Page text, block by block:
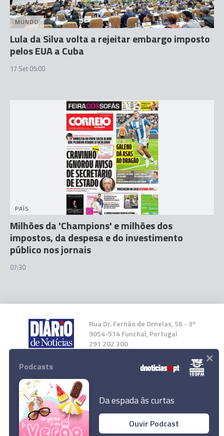
MUNDO
Lula da Silva volta a rejeitar embargo imposto
pelos EUA a Cuba
17 Set 05:00
PAÍS
Milhões da 'Champions' e milhões dos
impostos, da despesa e do investimento
público nos jornais
07:30
Rua Dr. Fernão de Ornelas, 56 - 3º
9054-514 Funchal, Portugal
291 202 300
Instale a nossa App
© 2023 Empresa Diário de Notícias, Lda.
Podcasts
Da espada às curtas
Ouvir Podcast
×